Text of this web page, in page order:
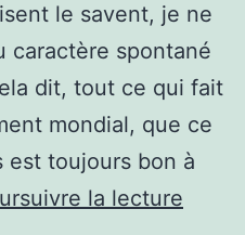
le savent, je ne
caractère spontané
dit, tout ce qui fait
mondial, que ce
est toujours bon à
la lecture